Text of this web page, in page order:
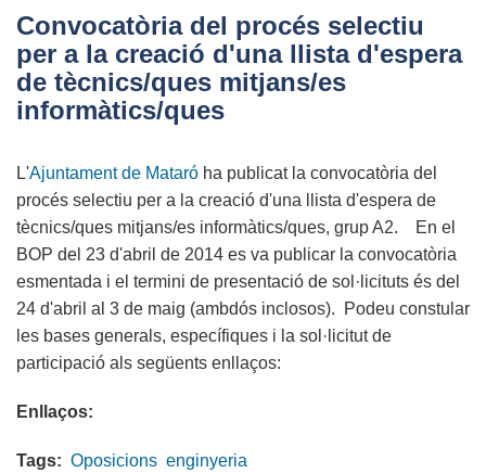
preparació
per
a
concursos
i
de
la
Unió
Europea
Convocatòria del procés selectiu
per a la creació d'una llista d'espera
de tècnics/ques mitjans/es
informàtics/ques
L'Ajuntament de Mataró ha publicat la convocatòria del
procés selectiu per a la creació d'una llista d'espera de
tècnics/ques mitjans/es informàtics/ques, grup A2. En el
BOP del 23 d'abril de 2014 es va publicar la convocatòria
esmentada i el termini de presentació de sol·licituts és del
24 d'abril al 3 de maig (ambdós inclosos). Podeu constular
les bases generals, específiques i la sol·licitut de
participació als següents enllaços:
Enllaços:
Tags: Oposicions enginyeria